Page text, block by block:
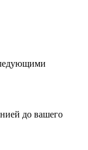
до вашего